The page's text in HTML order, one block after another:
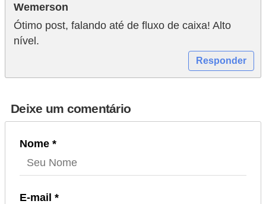
Wemerson
Ótimo post, falando até de fluxo de caixa! Alto
nível.
Responder
Deixe um comentário
Nome *
E-mail *